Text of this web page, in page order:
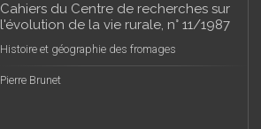
Cahiers du Centre de recherches sur
l'évolution de la vie rurale, n° 11/1987
Histoire et géographie des fromages
Pierre Brunet